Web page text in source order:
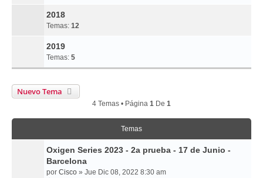
2018
Temas: 12
2019
Temas: 5
Nuevo Tema
4 Temas • Página 1 De 1
Temas
Oxigen Series 2023 - 2a prueba - 17 de Junio -
Barcelona
por Cisco » Jue Dic 08, 2022 8:30 am